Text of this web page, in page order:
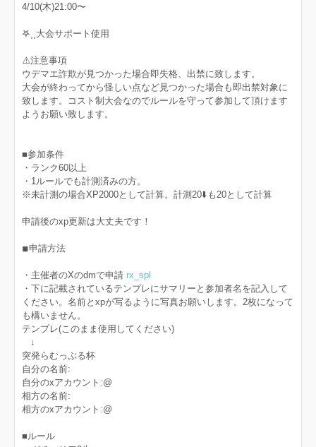
4/10(木)21:00〜
‎𖤐⸒⸒大会サポート使用
⚠️注意事項
ウデマエ詐欺が見つかった場合即失格、出禁に致します。
大会が終わってから怪しい点など見つかった場合も即出禁対象に
致します。コスト制大会なのでルールを守って参加して頂けます
ようお願い致します。
■参加条件
・ランク60以上
・1ルールでも計測済みの方。
※未計測の場合XP2000として計算。計測20⬇️も20として計算
申請後のxp更新は大丈夫です！
◾︎申請方法
・主催者のXのdmで申請 rx_spl
・下に記載されているテンプレにサマリーと参加者名を記入して
ください。名前とxpが写るように写真お願いします。2枚になって
も構いません。
テンプレ(このまま使用してください)
↓
突発らむっぷる杯
自分の名前:
自分のxアカウント:@
相方の名前:
相方のxアカウント:@
■ルール